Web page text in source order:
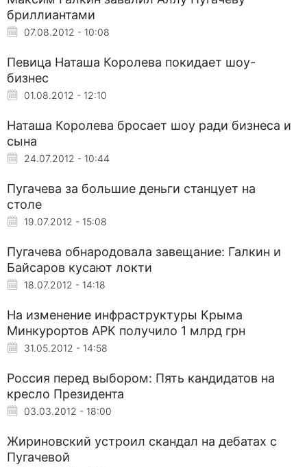
бриллиантами
07.08.2012 - 10:08
Певица Наташа Королева покидает шоу-
бизнес
01.08.2012 - 12:10
Наташа Королева бросает шоу ради бизнеса и
сына
24.07.2012 - 10:44
Пугачева за большие деньги станцует на
столе
19.07.2012 - 15:08
Пугачева обнародовала завещание: Галкин и
Байсаров кусают локти
18.07.2012 - 14:18
На изменение инфраструктуры Крыма
Минкурортов АРК получило 1 млрд грн
31.05.2012 - 14:58
Россия перед выбором: Пять кандидатов на
кресло Президента
03.03.2012 - 18:00
Жириновский устроил скандал на дебатах с
Пугачевой